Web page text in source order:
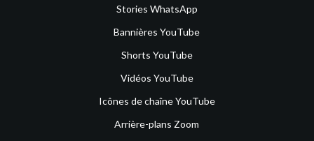
Stories WhatsApp
Bannières YouTube
Shorts YouTube
Vidéos YouTube
Icônes de chaîne YouTube
Arrière-plans Zoom